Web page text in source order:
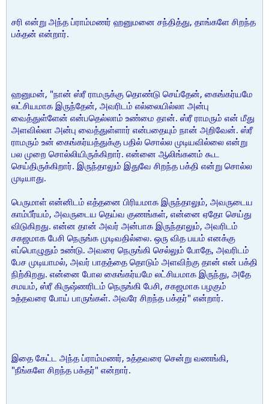
சரி என்று அந்த ப்ராம்மணர் ஹனுமனை சந்தித்து, தாங்களே சிறந்த
பக்தன் என்றார்.
ஹனுமன், "நான் ஸ்ரீ ராமருக்கு தொண்டு செய்தேன், கைங்கர்யமே
லட்சியமாக இருந்தேன், அவரிடம் எல்லையில்லா அன்பு
வைத்துள்ளேன் என்பதெல்லாம் உண்மை தான். ஸ்ரீ ராமரும் என் மீது
அளவில்லா அன்பு வைத்துள்ளார் என்பதையும் நான் அறிவேன். ஸ்ரீ
ராமரும் உன் கைங்கர்யத்துக்கு பதில் சொல்ல முடியவில்லை என்று
பல முறை சொல்லியிருக்கிறார். என்னை ஆலிங்கனம் கூட
செய்திருக்கிறார். இருந்தாலும் இதுவே சிறந்த பக்தி என்று சொல்ல
முடியாது.
பெருமாள் என்னிடம் எத்தனை பிரியமாக இருந்தாலும், அவருடைய
காம்பீர்யம், அவருடைய தெய்வ குணங்கள், என்னை ஏதோ செய்து
விடுகிறது. என்ன தான் அவர் அன்பாக இருந்தாலும், அவரிடம்
சகஜமாக பேசி நெருங்க முடிவதில்லை. ஒரு வித பயம் எனக்கு
எப்பொழுதும் உண்டு. அவரை நெருங்கி செல்லும் போதே, அவரிடம்
பேச முடியாமல், அவர் பாதத்தை தொடும் அளவிற்கு தான் என் பக்தி
நிற்கிறது. என்னை போல கைங்கர்யமே லட்சியமாக இருந்து, அதே
சமயம், ஸ்ரீ கிருஷ்ணரிடம் நெருங்கி பேசி, சகஜமாக பழகும்
உத்தவரை போய் பாருங்கள். அவரே சிறந்த பக்தர்" என்றார்.
இதை கேட்ட அந்த ப்ராம்மணர், உத்தவரை சென்று வணங்கி,
"நீங்களே சிறந்த பக்தர்" என்றார்.